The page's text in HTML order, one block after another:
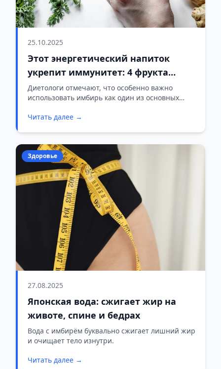
25.10.2025
Этот энергетический напиток
укрепит иммунитет: 4 фрукта
против вирусных инфекций
Диетологи отмечают, что особенно важно
использовать имбирь как один из основных
укрепления иммунитета.
Читать далее →
Здоровье
27.08.2025
Японская вода: сжигает жир на
животе, спине и бедрах
Вода с имбирём буквально сжигает лишний жир
и очищает тело изнутри.
Читать далее →